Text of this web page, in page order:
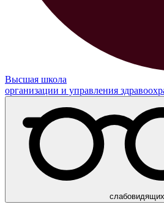
Высшая школа
организации и управления
слабовидящих